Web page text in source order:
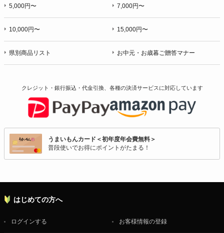
5,000円〜 7,000円〜
10,000円〜 15,000円〜
県別商品リスト お中元・お歳暮ご贈答マナー
クレジット・銀行振込・代金引換、各種の決済サービスに対応しています
うまいもんカード＜初年度年会費無料＞
普段使いでお得にポイントがたまる！
はじめての方へ
ログインする お客様情報の登録